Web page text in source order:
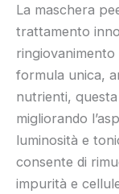
La maschera
trattamento
ringiovanimento
formula unica,
nutrienti,
migliorando
luminosità e
consente di
impurità e